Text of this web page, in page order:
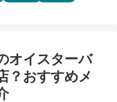
オイスターバ
？おすすめメ